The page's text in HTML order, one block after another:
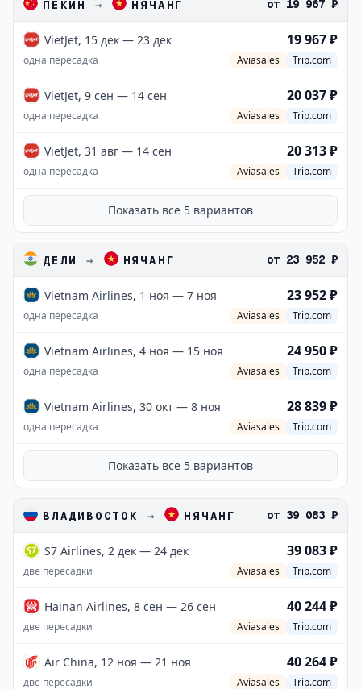
ПЕКИН → НЯЧАНГ от 19 967 ₽
VietJet, 15 дек — 23 дек 19 967 ₽
одна пересадка Aviasales Trip.com
VietJet, 9 сен — 14 сен 20 037 ₽
одна пересадка Aviasales Trip.com
VietJet, 31 авг — 14 сен 20 313 ₽
одна пересадка Aviasales Trip.com
Показать все 5 вариантов
ДЕЛИ → НЯЧАНГ от 23 952 ₽
Vietnam Airlines, 1 ноя — 7 ноя 23 952 ₽
одна пересадка Aviasales Trip.com
Vietnam Airlines, 4 ноя — 15 ноя 24 950 ₽
одна пересадка Aviasales Trip.com
Vietnam Airlines, 30 окт — 8 ноя 28 839 ₽
одна пересадка Aviasales Trip.com
Показать все 5 вариантов
ВЛАДИВОСТОК → НЯЧАНГ от 39 083 ₽
S7 Airlines, 2 дек — 24 дек 39 083 ₽
две пересадки Aviasales Trip.com
Hainan Airlines, 8 сен — 26 сен 40 244 ₽
две пересадки Aviasales Trip.com
Air China, 12 ноя — 21 ноя 40 264 ₽
две пересадки Aviasales Trip.com